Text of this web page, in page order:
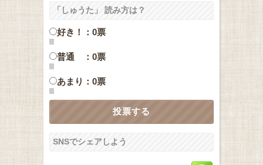
「しゅうた」 読み方は？
好き！：0票
普通 ：0票
あまり：0票
SNSでシェアしよう